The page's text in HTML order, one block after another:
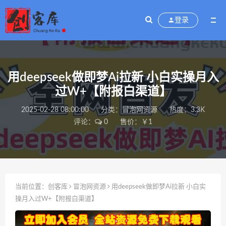
登录
用deepseek做即梦Ai拉新 小白实操月入
过W+【附报白渠道】
2025-02-28 08:00:00 分类： 冒泡网资源
热度：3.3K
评论：
0 售价：￥1
当前位置： 创客库 冒泡网资源
用deepseek做即梦Ai拉新 小白实
操月入过W+【附报白渠道】